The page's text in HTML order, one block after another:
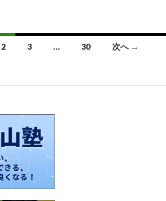
y
n
2 3 … 30 次へ →